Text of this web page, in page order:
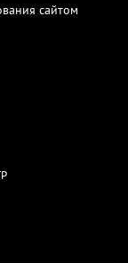
сайтом